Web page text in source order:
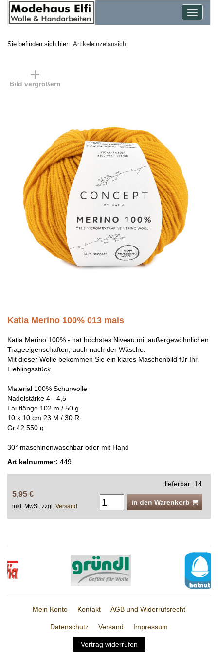
Toggle
Sie befinden sich hier: Artikeleinzelansicht
Bild vergrößern
Katia Merino 100% 013 mais
Katia Merino 100% - hat höchstes Niveau mit außergewöhnlichen
Trageeigenschaften, auch nach der Wäsche.
Mit dieser Wolle bekommen Sie ein klares Maschenbild für Ihr
Lieblingsstück.
Material 100% Schurwolle
Nadelstärke 4 - 4,5
Lauflänge 102 m / 50 g
10 x 10 cm 23 M / 30 R
Gr.42 550 g
30° maschinenwaschbar oder mit Hand
Artikelnummer: 449
5,95 €
inkl. MwSt. zzgl. Versand
lieferbar: 14
in den Warenkorb
Mein Konto Kontakt AGB und Widerrufsrecht
Datenschutz Versand Impressum
Vertrag widerrufen